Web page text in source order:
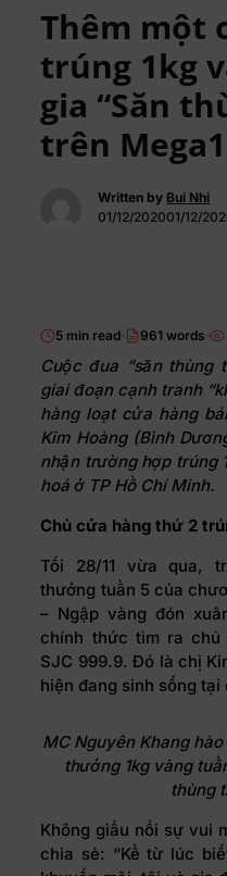
Thêm một
trúng 1kg
gia “Săn
trên Mega1
Written by Bui Nhi
01/12/202001/12/
5 min read 961 words
Cuộc đua “săn thùng
giai đoạn cạnh tranh
hàng loạt cửa hàng
Kim Hoàng (Bình
nhận trường hợp trúng
hoá ở TP Hồ Chí Minh.
Chủ cửa hàng thứ 2
Tối 28/11 vừa qua,
thưởng tuần 5 của
– Ngập vàng đón
chính thức tìm ra chủ
SJC 999.9. Đó là chị
hiện đang sinh sống tại
MC Nguyên Khang
thưởng 1kg vàng
thùng
Không giấu nổi sự vui
chia sẻ: “Kể từ lúc